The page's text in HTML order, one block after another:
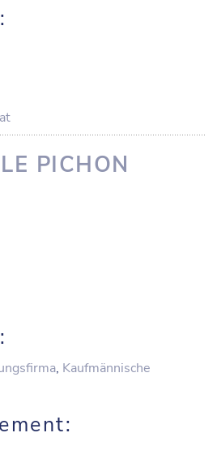
LE PICHON
, Kaufmännische